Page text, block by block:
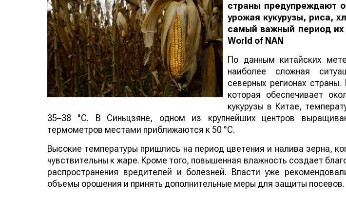
страны предупреждают
урожая кукурузы, риса,
самый важный период их
World of NAN
По данным китайских
наиболее сложная
северных регионах
которая обеспечивает
кукурузы в Китае,
35–38 °C. В Синьцзяне, одном из крупнейших центров
термометров местами приближаются к 50 °C.
Высокие температуры пришлись на период цветения и налива зерна,
чувствительны к жаре. Кроме того, повышенная влажность создает
распространения вредителей и болезней. Власти уже
объемы орошения и принять дополнительные меры для защиты посевов.